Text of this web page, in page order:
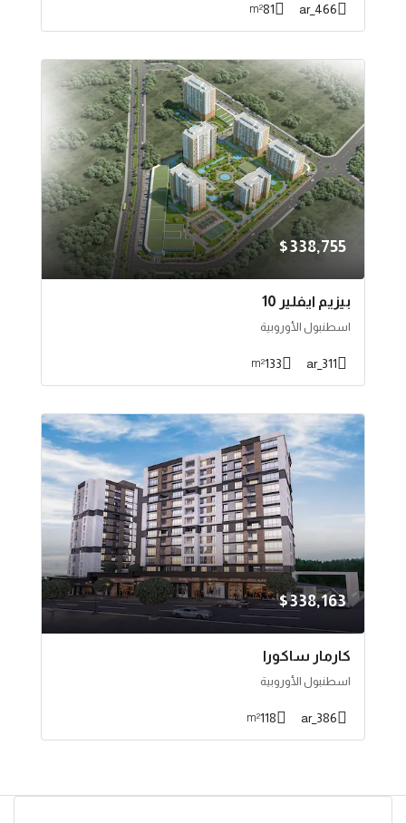
466_ar
81
m²
$338,755
بيزيم ايفلير 10
اسطنبول الأوروبية
311_ar
133
m²
$338,163
كارمار ساكورا
اسطنبول الأوروبية
386_ar
118
m²